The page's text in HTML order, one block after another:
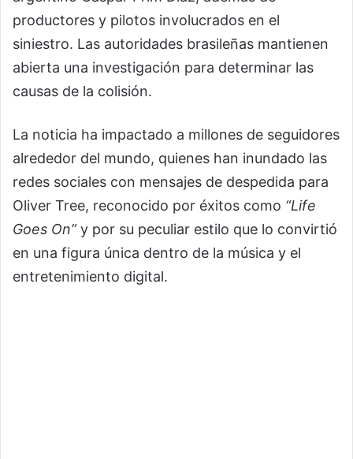
productores y pilotos involucrados en el
siniestro. Las autoridades brasileñas mantienen
abierta una investigación para determinar las
causas de la colisión.
La noticia ha impactado a millones de seguidores
alrededor del mundo, quienes han inundado las
redes sociales con mensajes de despedida para
Oliver Tree, reconocido por éxitos como “Life
Goes On”y por su peculiar estilo que lo convirtió
en una figura única dentro de la música y el
entretenimiento digital.